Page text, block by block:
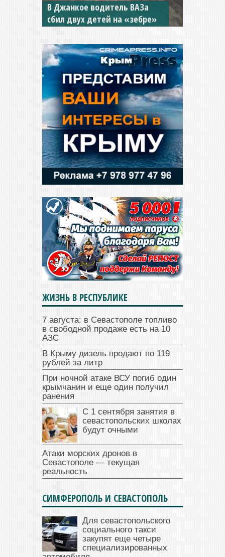
В Джанкое водитель ВАЗа
сбил двух детей на «зебре»
ЖИЗНЬ В РЕСПУБЛИКЕ
7 августа: в Севастополе топливо
в свободной продаже есть на 10
АЗС
В Крыму дизель продают по 119
рублей за литр
При ночной атаке ВСУ погиб один
крымчанин и еще один получил
ранения
С 1 сентября занятия в
севастопольских школах
будут очными
Атаки морских дронов в
Севастополе — текущая
реальность
СИМФЕРОПОЛЬ И СЕВАСТОПОЛЬ
Для севастопольского
социального такси
закупят еще четыре
специализированных